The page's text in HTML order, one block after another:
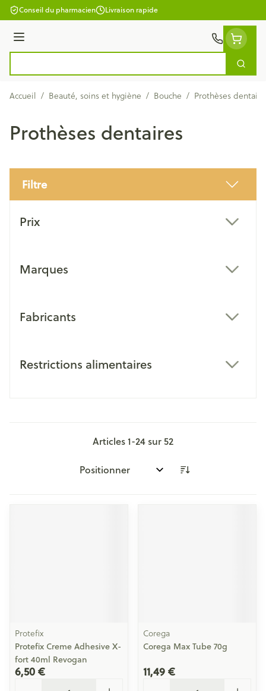
Aller au contenu
Conseil du pharmacien Livraison rapide
Menu
Accueil / Beauté, soins et hygiène / Bouche / Prothèses
Prothèses dentaires
Filtre
Prix
Marques
Fabricants
Restrictions alimentaires
Articles1-24sur52
Trier par:
Protefix
Protefix Creme Adhesive X-
fort 40ml Revogan
6,50 €
Corega
Corega Max Tube 70g
11,49 €